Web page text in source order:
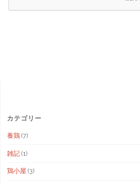
カテゴリー
養鶏(7)
雑記(1)
鶏小屋 (3)